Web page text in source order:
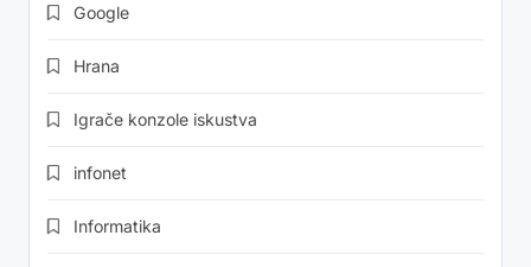
Google
Hrana
Igrače konzole iskustva
infonet
Informatika